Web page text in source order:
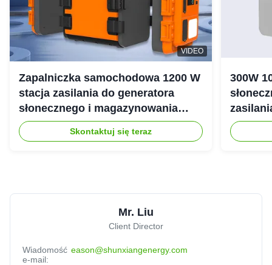
VIDEO
Zapalniczka samochodowa 1200 W
stacja zasilania do generatora
słonecznego i magazynowania
energii
Skontaktuj się teraz
300W
Mr. Liu
Client Director
Wiadomość
e-mail:
eason@shunxiangenergy.com